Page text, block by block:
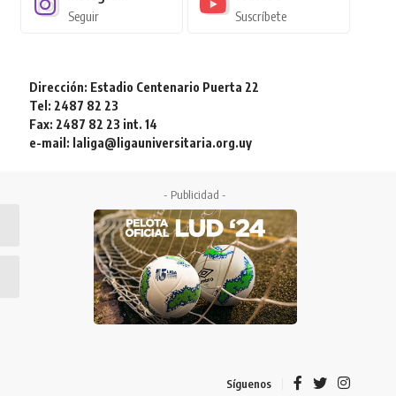
Seguir Suscríbete
Dirección: Estadio Centenario Puerta 22
Tel: 2487 82 23
Fax: 2487 82 23 int. 14
e-mail: laliga@ligauniversitaria.org.uy
- Publicidad -
Síguenos